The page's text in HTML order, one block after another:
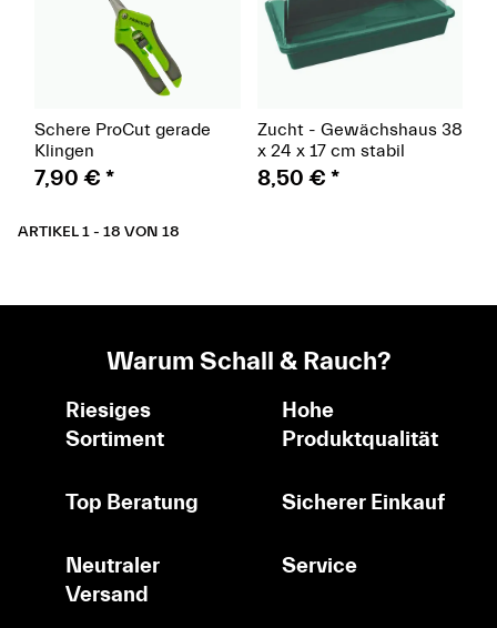
Schere ProCut gerade
Klingen
7,90 € *
Zucht - Gewächshaus 38
x 24 x 17 cm stabil
8,50 € *
ARTIKEL 1 - 18 VON 18
Warum Schall & Rauch?
Riesiges
Sortiment
Hohe
Produktqualität
Top Beratung Sicherer Einkauf
Neutraler
Versand
Service